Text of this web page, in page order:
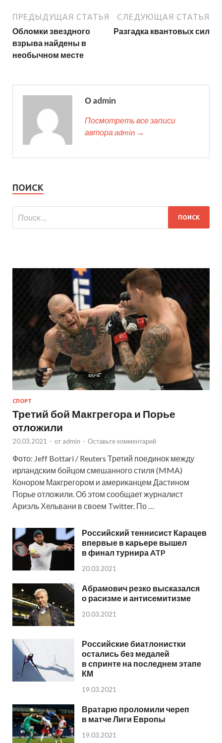
ПРЕДЫДУЩАЯ СТАТЬЯ
Обломки звездного
взрыва найдены в
необычном месте
СЛЕДУЮЩАЯ СТАТЬЯ
Разгадка квантовых сил
О admin
Посмотреть все записи
автора admin →
ПОИСК
СПОРТ
Третий бой Макгрегора и Порье
отложили
20.03.2021 - от admin - Оставьте комментарий
Фото: Jeff Bottari / Reuters Третий поединок между
ирландским бойцом смешанного стиля (MMA)
Конором Макгрегором и американцем Дастином
Порье отложили. Об этом сообщает журналист
Ариэль Хельвани в своем Twitter. По …
Российский теннисист Карацев
впервые в карьере вышел
в финал турнира ATP
20.03.2021
Абрамович резко высказался
о расизме и антисемитизме
20.03.2021
Российские биатлонистки
остались без медалей
в спринте на последнем этапе
КМ
19.03.2021
Вратарю проломили череп
в матче Лиги Европы
19.03.2021